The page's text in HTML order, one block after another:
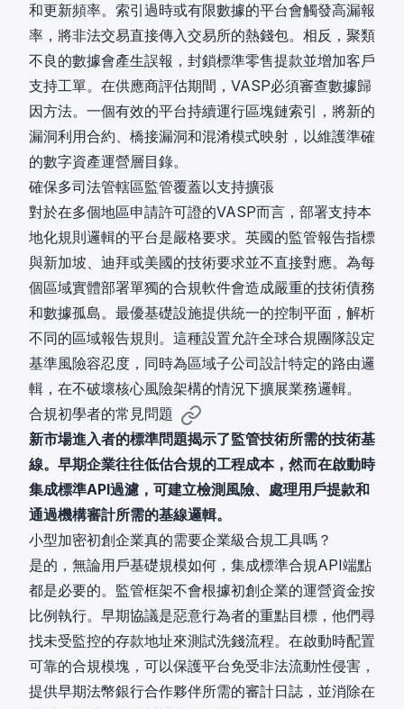
和更新頻率。索引過時或有限數據的平台會觸發高漏報
率，將非法交易直接傳入交易所的熱錢包。相反，聚類
不良的數據會產生誤報，封鎖標準零售提款並增加客戶
支持工單。在供應商評估期間，VASP必須審查數據歸
因方法。一個有效的平台持續運行區塊鏈索引，將新的
漏洞利用合約、橋接漏洞和混淆模式映射，以維護準確
的數字資產運營層目錄。
確保多司法管轄區監管覆蓋以支持擴張
對於在多個地區申請許可證的VASP而言，部署支持本
地化規則邏輯的平台是嚴格要求。英國的監管報告指標
與新加坡、迪拜或美國的技術要求並不直接對應。為每
個區域實體部署單獨的合規軟件會造成嚴重的技術債務
和數據孤島。最優基礎設施提供統一的控制平面，解析
不同的區域報告規則。這種設置允許全球合規團隊設定
基準風險容忍度，同時為區域子公司設計特定的路由邏
輯，在不破壞核心風險架構的情況下擴展業務邏輯。
合規初學者的常見問題
新市場進入者的標準問題揭示了監管技術所需的技術基
線。早期企業往往低估合規的工程成本，然而在啟動時
集成標準API過濾，可建立檢測風險、處理用戶提款和
通過機構審計所需的基線邏輯。
小型加密初創企業真的需要企業級合規工具嗎？
是的，無論用戶基礎規模如何，集成標準合規API端點
都是必要的。監管框架不會根據初創企業的運營資金按
比例執行。早期協議是惡意行為者的重點目標，他們尋
找未受監控的存款地址來測試洗錢流程。在啟動時配置
可靠的合規模塊，可以保護平台免受非法流動性侵害，
提供早期法幣銀行合作夥伴所需的審計日誌，並消除在